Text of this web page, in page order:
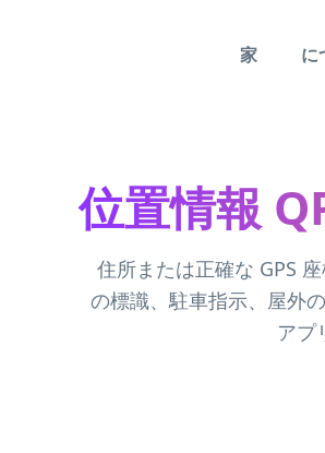
家
に
位置情報
住所または正確な GPS
の標識、駐車指示、屋外
アプ